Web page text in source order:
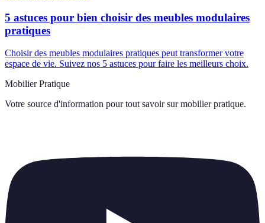
5 astuces pour bien choisir des meubles modulaires
pratiques
Choisir des meubles modulaires pratiques peut transformer votre
espace de vie. Suivez nos 5 astuces pour faire les meilleurs choix.
Mobilier Pratique
Votre source d'information pour tout savoir sur mobilier pratique.